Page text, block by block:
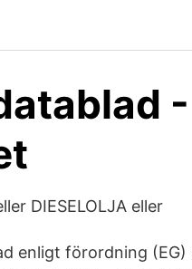
-
DIESELOLJA eller
enligt förordning